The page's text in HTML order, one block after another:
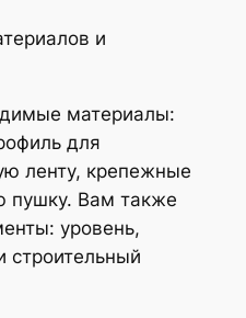
и
материалы:
для
ленту, крепежные
пушку. Вам также
уровень,
строительный